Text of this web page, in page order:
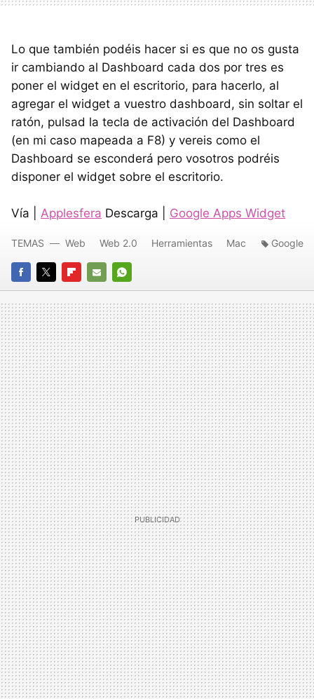
Lo que también podéis hacer si es que no os gusta
ir cambiando al Dashboard cada dos por tres es
poner el widget en el escritorio, para hacerlo, al
agregar el widget a vuestro dashboard, sin soltar el
ratón, pulsad la tecla de activación del Dashboard
(en mi caso mapeada a F8) y vereis como el
Dashboard se esconderá pero vosotros podréis
disponer el widget sobre el escritorio.
Vía | Applesfera Descarga | Google Apps Widget
FACEBOOK
TWITTERFLIPBOARD
E-
MAIL
WHATSAPP
TEMAS Web Web 2.0 Herramientas Mac Google